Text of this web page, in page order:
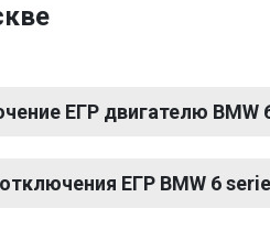
ЕГР двигателю BMW
ЕГР BMW 6